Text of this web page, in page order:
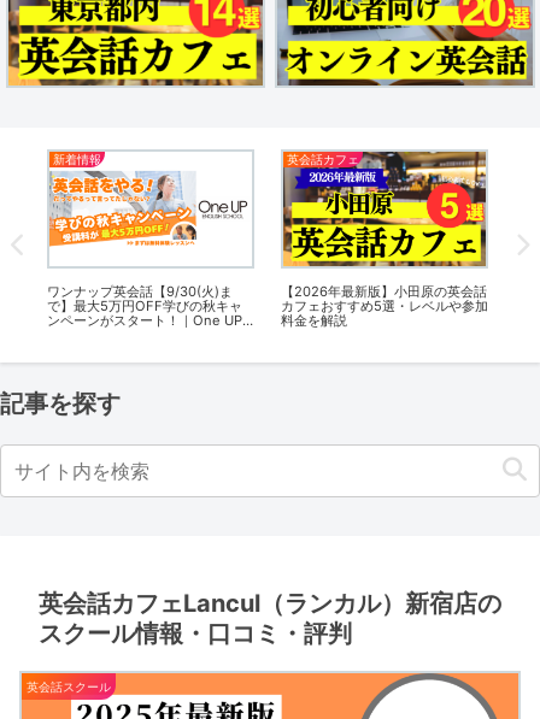
英会話カフェ
【2026年最新版】神田の英会話カ
フェおすすめ5選・レベルや参加料
金を解説
英会話カフェ
【2026年最新版】函館の英会話カ
フェおすすめ7選・レベルや参加料
金を解説
記事を探す
英会話カフェLancul（ランカル）新宿店の
スクール情報・口コミ・評判
英会話スクール